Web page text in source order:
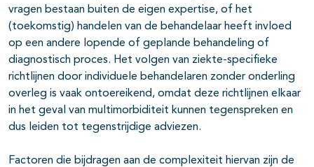
vragen bestaan buiten de eigen expertise, of het
(toekomstig) handelen van de behandelaar heeft invloed
op een andere lopende of geplande behandeling of
diagnostisch proces. Het volgen van ziekte-specifieke
richtlijnen door individuele behandelaren zonder onderling
overleg is vaak ontoereikend, omdat deze richtlijnen elkaar
in het geval van multimorbiditeit kunnen tegenspreken en
dus leiden tot tegenstrijdige adviezen.
Factoren die bijdragen aan de complexiteit hiervan zijn de